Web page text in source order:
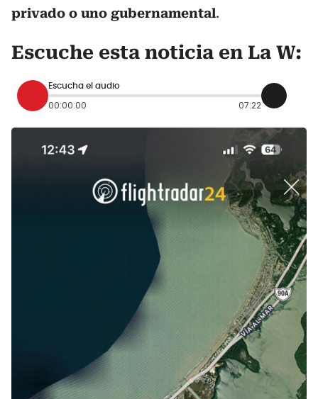
privado o uno gubernamental.
Escuche esta noticia en La W:
Escucha el audio
00:00:00 07:22